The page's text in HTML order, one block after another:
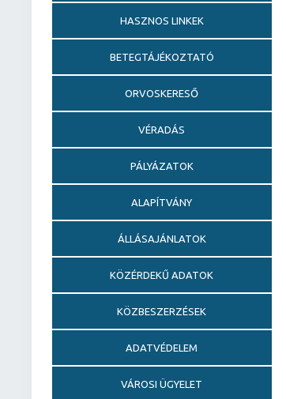
HASZNOS LINKEK
BETEGTÁJÉKOZTATÓ
ORVOSKERESŐ
VÉRADÁS
PÁLYÁZATOK
ALAPÍTVÁNY
ÁLLÁSAJÁNLATOK
KÖZÉRDEKŰ ADATOK
KÖZBESZERZÉSEK
ADATVÉDELEM
VÁROSI ÜGYELET